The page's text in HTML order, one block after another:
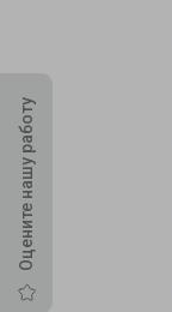
Оцените нашу работу